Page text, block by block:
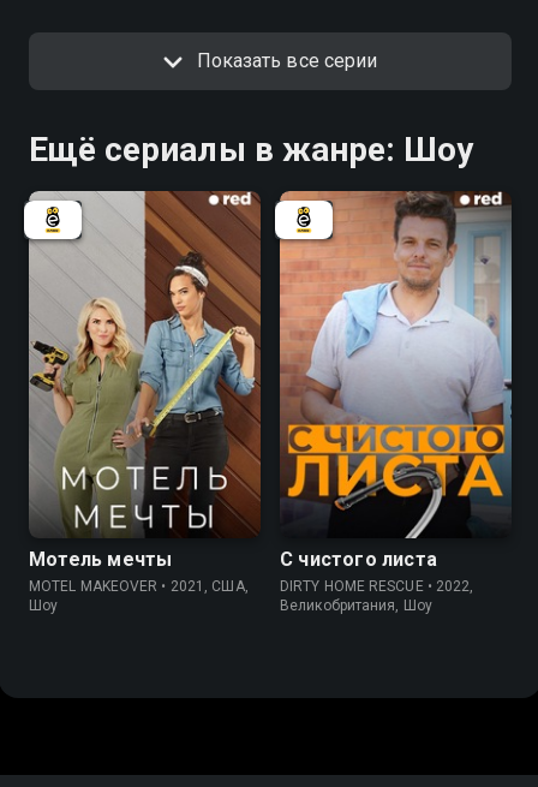
Показать все серии
Ещё сериалы в жанре: Шоу
Мотель мечты
MOTEL MAKEOVER • 2021, США,
Шоу
7.1
С чистого листа
DIRTY HOME RESCUE • 2022,
Великобритания, Шоу